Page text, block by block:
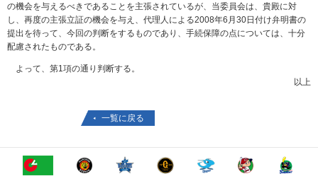
の機会を与えるべきであることを主張されているが、当委員会は、貴殿に対
し、再度の主張立証の機会を与え、代理人による2008年6月30日付け弁明書の
提出を待って、今回の判断をするものであり、手続保障の点については、十分
配慮されたものである。
よって、第1項の通り判断する。
以上
一覧に戻る